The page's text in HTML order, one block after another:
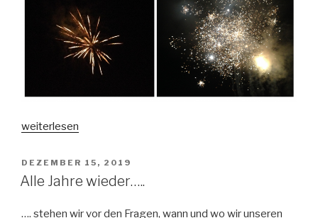
„Das
–
wirklich
gute
weiterlesen
VERÖFFENTLICHT
AM
DEZEMBER 15, 2019
Alle Jahre wieder…..
…. stehen wir vor den Fragen, wann und wo wir unseren